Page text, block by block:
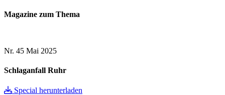
Magazine zum Thema
Nr. 45 Mai 2025
Schlaganfall Ruhr
Special herunterladen